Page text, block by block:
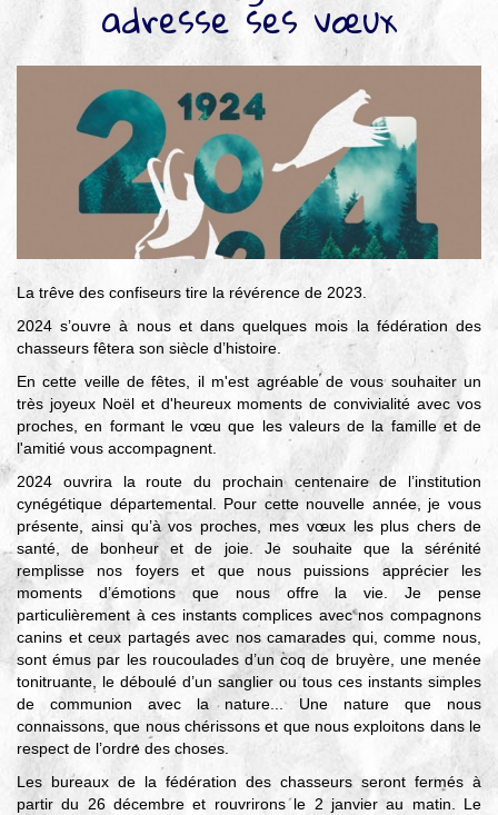
pour l’environnement
Je veux devenir chasseur
Je suis chasseur
Je valide mon permis
adresse ses vœux
La trêve des confiseurs tire la révérence de 2023.
2024 s’ouvre à nous et dans quelques mois la fédération des
chasseurs fêtera son siècle d’histoire.
En cette veille de fêtes, il m'est agréable de vous souhaiter un
très joyeux Noël et d'heureux moments de convivialité avec vos
proches, en formant le vœu que les valeurs de la famille et de
l'amitié vous accompagnent.
2024 ouvrira la route du prochain centenaire de l’institution
cynégétique départemental. Pour cette nouvelle année, je vous
présente, ainsi qu’à vos proches, mes vœux les plus chers de
santé, de bonheur et de joie. Je souhaite que la sérénité
remplisse nos foyers et que nous puissions apprécier les
moments d’émotions que nous offre la vie. Je pense
particulièrement à ces instants complices avec nos compagnons
canins et ceux partagés avec nos camarades qui, comme nous,
sont émus par les roucoulades d’un coq de bruyère, une menée
tonitruante, le déboulé d’un sanglier ou tous ces instants simples
de communion avec la nature... Une nature que nous
connaissons, que nous chérissons et que nous exploitons dans le
respect de l’ordre des choses.
Les bureaux de la fédération des chasseurs seront fermés à
partir du 26 décembre et rouvrirons le 2 janvier au matin. Le